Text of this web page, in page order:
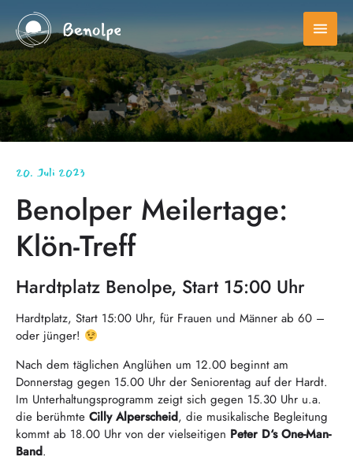
menu
20. Juli 2023
Benolper Meilertage:
Klön-Treff
Hardtplatz Benolpe, Start 15:00 Uhr
Hardtplatz, Start 15:00 Uhr, für Frauen und Männer ab 60 –
oder jünger!
Nach dem täglichen Anglühen um 12.00 beginnt am
Donnerstag gegen 15.00 Uhr der Seniorentag auf der Hardt.
Im Unterhaltungsprogramm zeigt sich gegen 15.30 Uhr u.a.
die berühmte Cilly Alperscheid, die musikalische Begleitung
kommt ab 18.00 Uhr von der vielseitigen Peter D‘s One-Man-
Band.